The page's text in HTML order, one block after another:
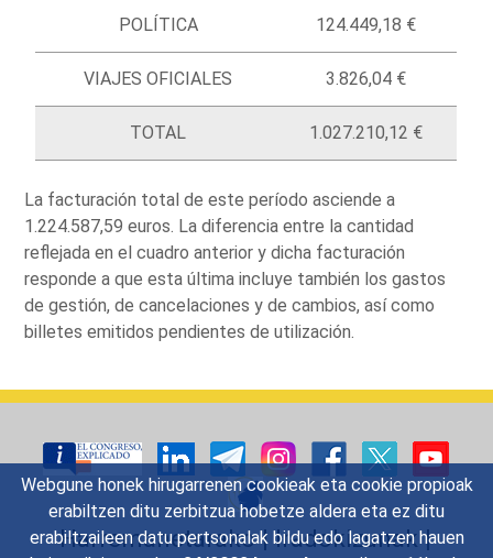
Webgune honek hirugarrenen cookieak eta cookie propioak
erabiltzen ditu zerbitzua hobetze aldera eta ez ditu
erabiltzaileen datu pertsonalak bildu edo lagatzen hauen
POLÍTICA 124.449,18 €
VIAJES OFICIALES 3.826,04 €
TOTAL 1.027.210,12 €
La facturación total de este período asciende a
1.224.587,59 euros. La diferencia entre la cantidad
reflejada en el cuadro anterior y dicha facturación
responde a que esta última incluye también los gastos
de gestión, de cancelaciones y de cambios, así como
billetes emitidos pendientes de utilización.
Harremanetarako|Iradokizunak|